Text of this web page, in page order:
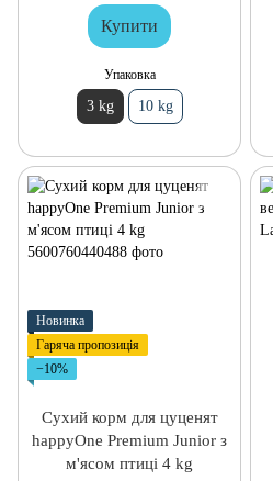
Купити
Упаковка
3 kg 10 kg
Новинка
Гаряча пропозиція
−10%
Сухий корм для цуценят
happyOne Premium Junior з
м'ясом птиці 4 kg